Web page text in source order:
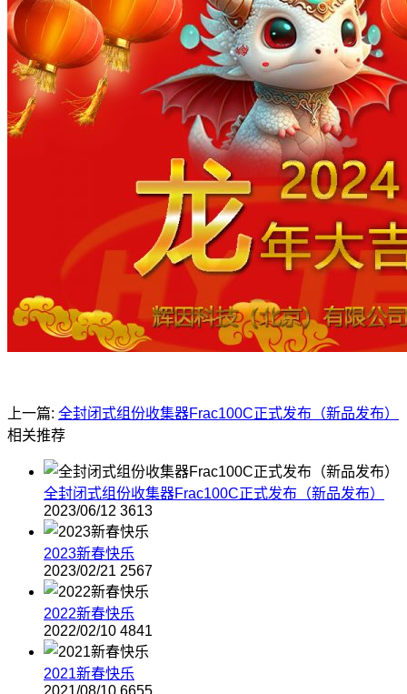
上一篇: 全封闭式组份收集器Frac100C正式发布（新品发布）
相关推荐
全封闭式组份收集器Frac100C正式发布（新品发布）
2023/06/12 3613
2023新春快乐
2023/02/21 2567
2022新春快乐
2022/02/10 4841
2021新春快乐
2021/08/10 6655